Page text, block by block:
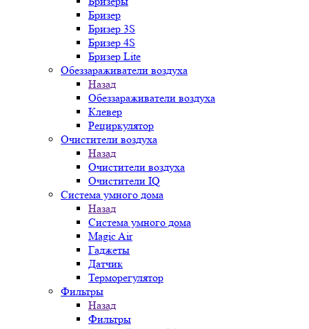
Бризер
Бризер 3S
Бризер 4S
Бризер Lite
Обеззараживатели воздуха
Назад
Обеззараживатели воздуха
Клевер
Рециркулятор
Очистители воздуха
Назад
Очистители воздуха
Очистители IQ
Система умного дома
Назад
Система умного дома
Magic Air
Гаджеты
Датчик
Терморегулятор
Фильтры
Назад
Фильтры